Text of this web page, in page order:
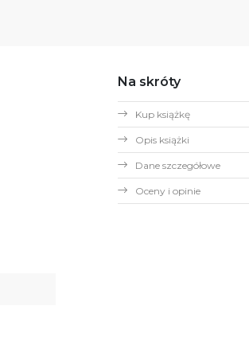
Na skróty
Kup książkę
Opis książki
Dane szczegółowe
Oceny i opinie